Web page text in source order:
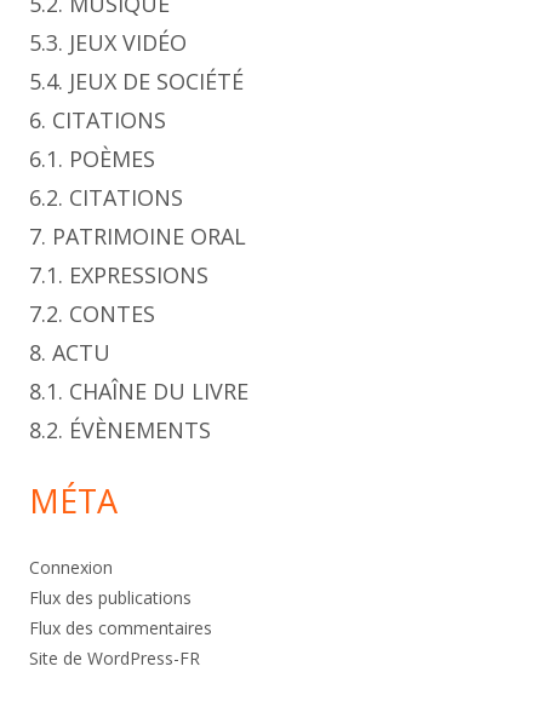
5.3. JEUX VIDÉO
5.4. JEUX DE SOCIÉTÉ
6. CITATIONS
6.1. POÈMES
6.2. CITATIONS
7. PATRIMOINE ORAL
7.1. EXPRESSIONS
7.2. CONTES
8. ACTU
8.1. CHAÎNE DU LIVRE
8.2. ÉVÈNEMENTS
MÉTA
Connexion
Flux des publications
Flux des commentaires
Site de WordPress-FR